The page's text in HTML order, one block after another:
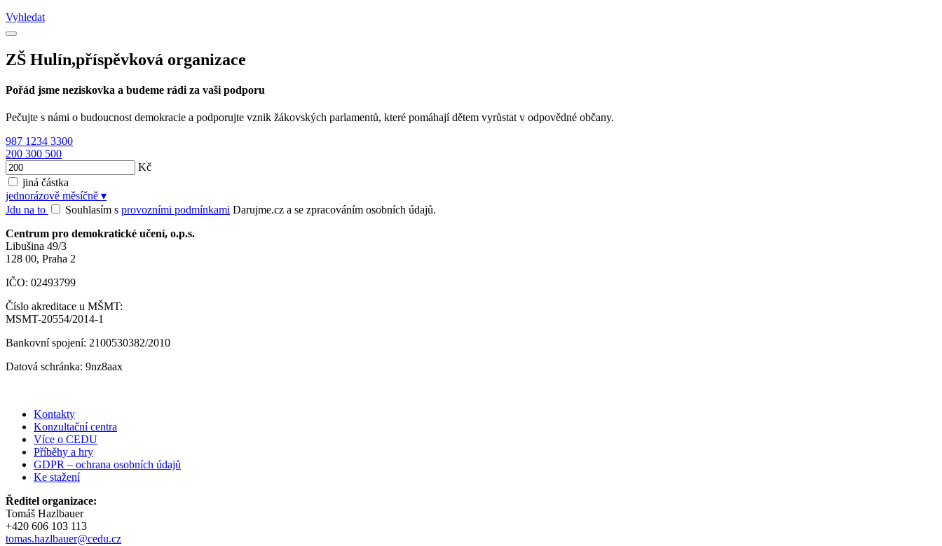
Vyhledat
ZŠ Hulín,příspěvková organizace
Pořád jsme neziskovka a budeme rádi za vaši podporu
Pečujte s námi o budoucnost demokracie a podporujte vznik žákovských parlamentů, které pomáhají dětem vyrůstat v odpovědné občany.
987 1234 3300
200 300 500
Kč
jiná částka
jednorázově měsíčně ▾
Jdu na to
Souhlasím s provozními podmínkami Darujme.cz a se zpracováním osobních údajů.
Centrum pro demokratické učení, o.p.s.
Libušina 49/3
128 00, Praha 2
IČO: 02493799
Číslo akreditace u MŠMT:
MSMT-20554/2014-1
Bankovní spojení: 2100530382/2010
Datová schránka: 9nz8aax
Kontakty
Konzultační centra
Více o CEDU
Příběhy a hry
GDPR – ochrana osobních údajů
Ke stažení
Ředitel organizace:
Tomáš Hazlbauer
+420 606 103 113
tomas.hazlbauer@cedu.cz